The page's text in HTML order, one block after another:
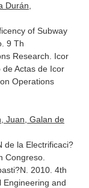
Durán,
of Subway
9 Th
Research. Icor
Actas de Icor
Operations
Juan, Galan de
de la Electrificaci?
Congreso.
2010. 4th
Engineering and